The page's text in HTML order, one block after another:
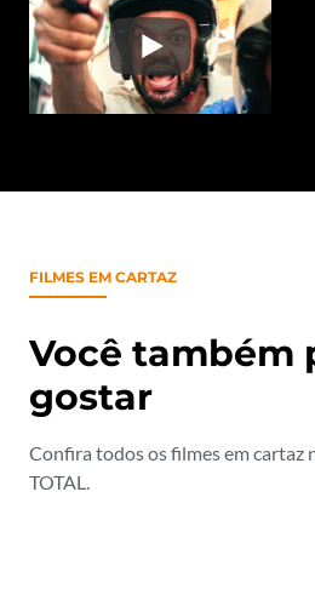
FILMES EM CARTAZ
Você também
gostar
Confira todos os filmes em cartaz
TOTAL.